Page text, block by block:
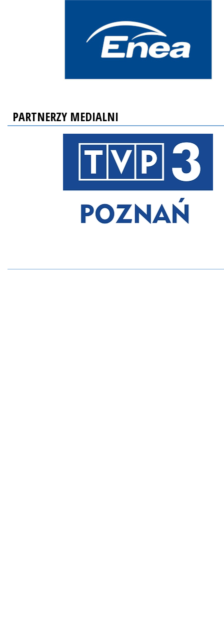
PARTNERZY MEDIALNI